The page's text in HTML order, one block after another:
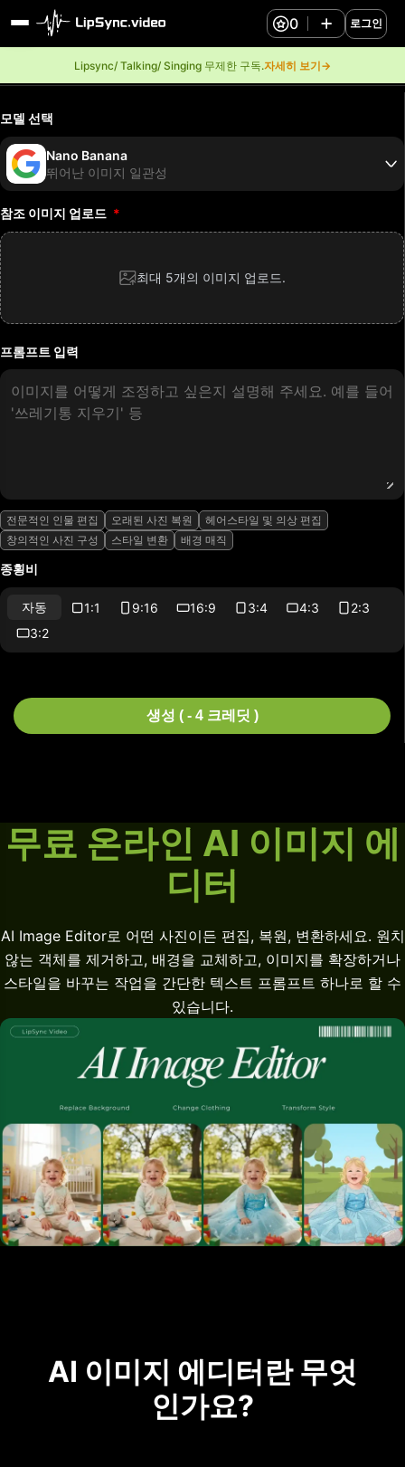
Lipsync/ Talking/ Singing 무제한 구독.자세히 보기→
0 로그인
모델 선택
Nano Banana
뛰어난 이미지 일관성
참조 이미지 업로드 *
최대 5개의 이미지 업로드.
프롬프트 입력
전문적인 인물 편집 오래된 사진 복원
헤어스타일 및 의상 편집
창의적인 사진 구성
스타일 변환 배경 매직
종횡비
자동 1:1 9:16 16:9 3:4 4:3
2:3
3:2
생성 ( - 4 크레딧 )
무료 온라인 AI 이미지 에
디터
AI Image Editor로 어떤 사진이든 편집, 복원, 변환하세요. 원치
않는 객체를 제거하고, 배경을 교체하고, 이미지를 확장하거나
스타일을 바꾸는 작업을 간단한 텍스트 프롬프트 하나로 할 수
있습니다.
AI 이미지 에디터란 무엇
인가요?